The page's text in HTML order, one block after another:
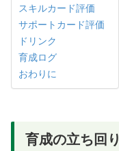
スキルカード評価
サポートカード評価
ドリンク
育成ログ
おわりに
育成の立ち回り